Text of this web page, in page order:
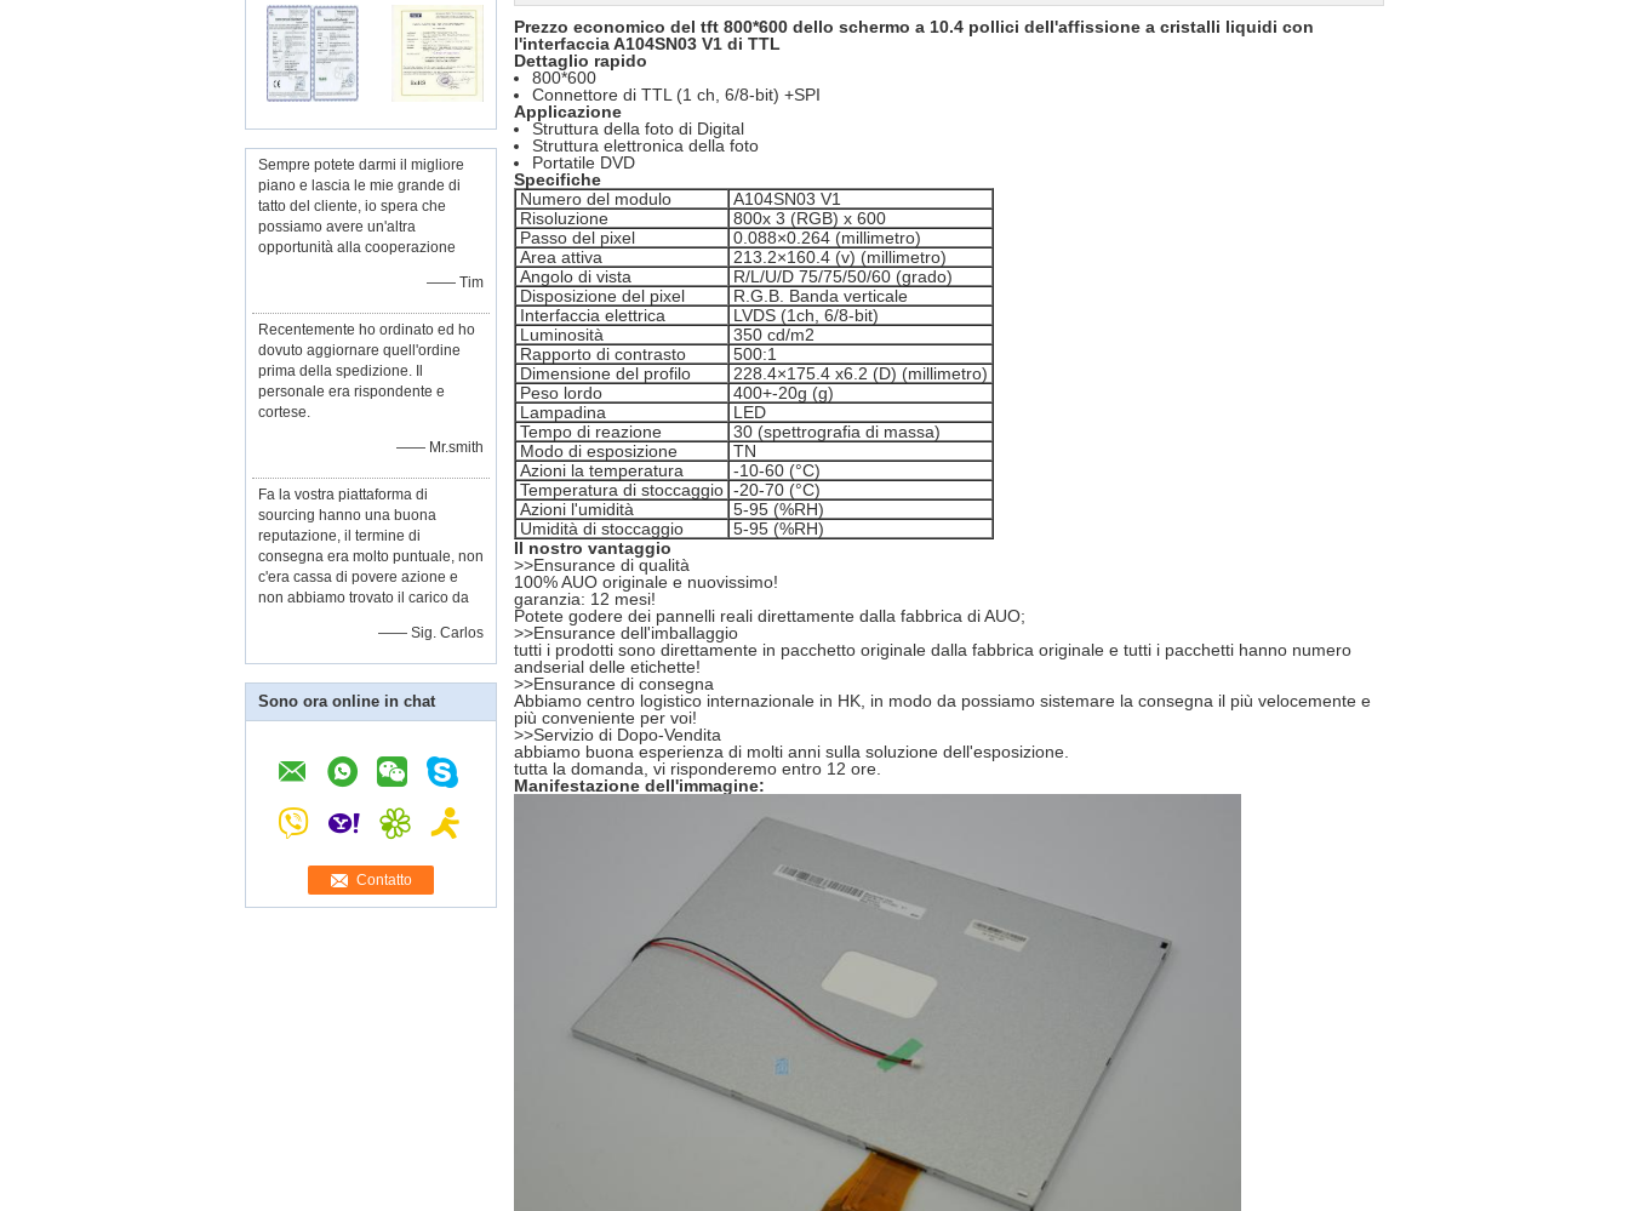
Sempre potete darmi il migliore
piano e lascia le mie grande di
tatto del cliente, io spera che
possiamo avere un'altra
opportunità alla cooperazione
—— Tim
Recentemente ho ordinato ed ho
dovuto aggiornare quell'ordine
prima della spedizione. Il
personale era rispondente e
cortese.
—— Mr.smith
Fa la vostra piattaforma di
sourcing hanno una buona
reputazione, il termine di
consegna era molto puntuale, non
c'era cassa di povere azione e
non abbiamo trovato il carico da
—— Sig. Carlos
Sono ora online in chat
Contatto
Prezzo economico del tft 800*600 dello schermo a 10.4 pollici dell'affissione a cristalli liquidi con
l'interfaccia A104SN03 V1 di TTL
Dettaglio rapido
800*600
Connettore di TTL (1 ch, 6/8-bit) +SPI
Applicazione
Struttura della foto di Digital
Struttura elettronica della foto
Portatile DVD
Specifiche
Numero del modulo
A104SN03 V1
Risoluzione
800x 3 (RGB) x 600
Passo del pixel
0.088×0.264 (millimetro)
Area attiva
213.2×160.4 (v) (millimetro)
Angolo di vista
R/L/U/D 75/75/50/60 (grado)
Disposizione del pixel
R.G.B. Banda verticale
Interfaccia elettrica
LVDS (1ch, 6/8-bit)
Luminosità
350 cd/m2
Rapporto di contrasto
500:1
Dimensione del profilo
228.4×175.4 x6.2 (D) (millimetro)
Peso lordo
400+-20g (g)
Lampadina
LED
Tempo di reazione
30 (spettrografia di massa)
Modo di esposizione
TN
Azioni la temperatura
-10-60 (°C)
Temperatura di stoccaggio -20-70 (°C)
Azioni l'umidità
5-95 (%RH)
Umidità di stoccaggio
5-95 (%RH)
Il nostro vantaggio
>>Ensurance di qualità
100% AUO originale e nuovissimo!
garanzia: 12 mesi!
Potete godere dei pannelli reali direttamente dalla fabbrica di AUO;
>>Ensurance dell'imballaggio
tutti i prodotti sono direttamente in pacchetto originale dalla fabbrica originale e tutti i pacchetti hanno numero
andserial delle etichette!
>>Ensurance di consegna
Abbiamo centro logistico internazionale in HK, in modo da possiamo sistemare la consegna il più velocemente e
più conveniente per voi!
>>Servizio di Dopo-Vendita
abbiamo buona esperienza di molti anni sulla soluzione dell'esposizione.
tutta la domanda, vi risponderemo entro 12 ore.
Manifestazione dell'immagine: